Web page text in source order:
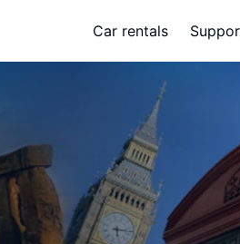
Car rentals